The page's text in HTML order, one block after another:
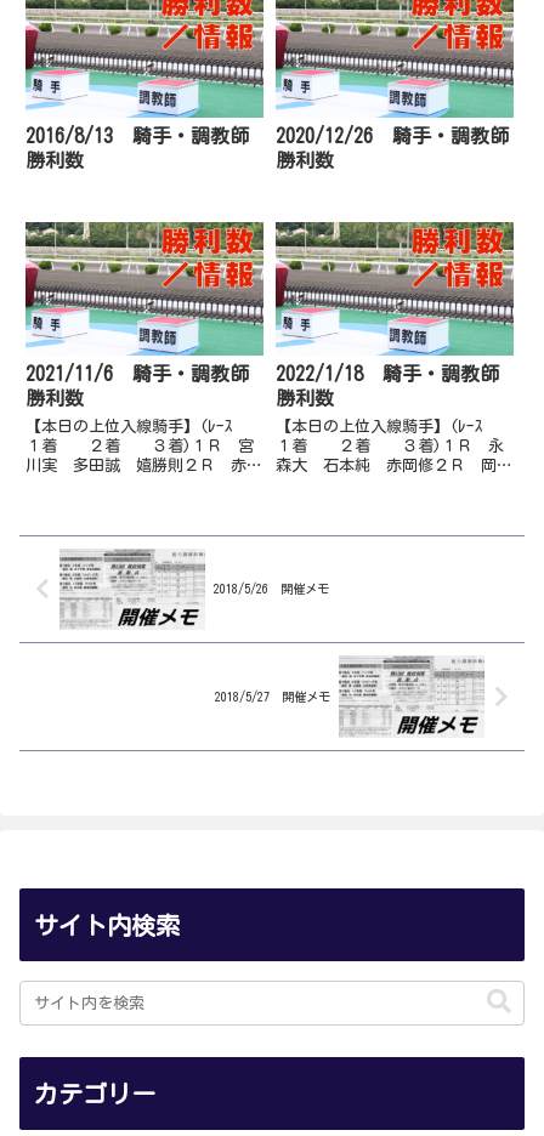
2016/8/13 騎手・調教師
勝利数
2020/12/26 騎手・調教師
勝利数
2021/11/6 騎手・調教師
勝利数
【本日の上位入線騎手】(ﾚｰｽ
１着 ２着 ３着)１Ｒ 宮
川実 多田誠 嬉勝則２Ｒ 赤岡
誠 永森大 林謙佑７Ｒ 嬉勝
則 宮...
2022/1/18 騎手・調教師
勝利数
【本日の上位入線騎手】(ﾚｰｽ
１着 ２着 ３着)１Ｒ 永
森大 石本純 赤岡修２Ｒ 岡遼
雄 林謙...
2018/5/26 開催メモ
2018/5/27 開催メモ
サイト内検索
カテゴリー